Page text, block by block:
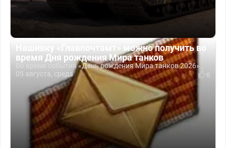
Нашивку «Главпочтамт» можно получить во
время Дня рождения Мира танков
Во время события «День рождения Мира танков 2026»...
05 августа, среда
6